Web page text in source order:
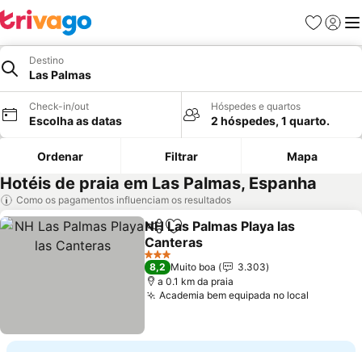
Favoritos
Iniciar
Destino
Las Palmas
Check-in/out
Escolha as datas
Hóspedes e quartos
2 hóspedes, 1 quarto.
Ordenar Filtrar Mapa
Hotéis de praia em Las Palmas, Espanha
Como os pagamentos influenciam os resultados
PartilharAdicionar aos favoritos
NH Las Palmas Playa las
Canteras
3 Estrelas
8,2 Muito boa
3.303
a 0.1 km da praia
Academia bem equipada no local